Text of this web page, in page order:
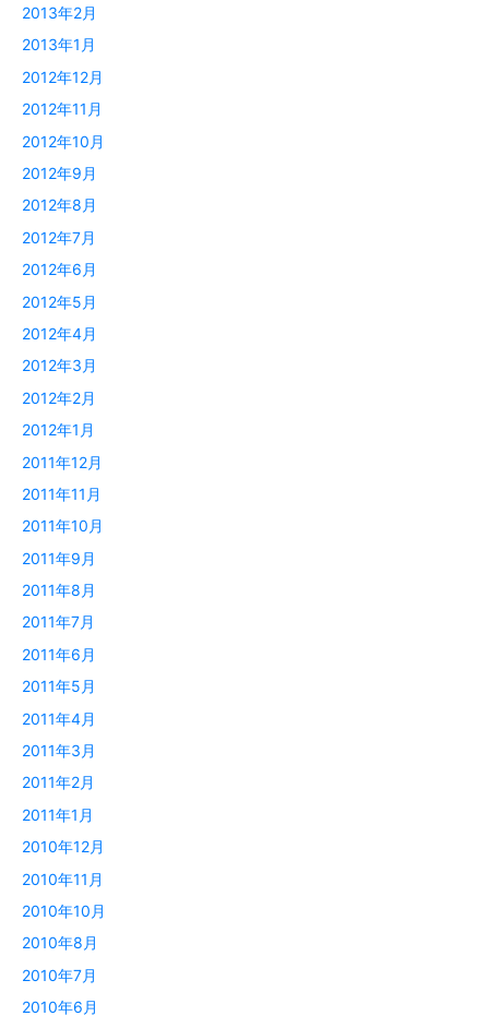
2013年2月
2013年1月
2012年12月
2012年11月
2012年10月
2012年9月
2012年8月
2012年7月
2012年6月
2012年5月
2012年4月
2012年3月
2012年2月
2012年1月
2011年12月
2011年11月
2011年10月
2011年9月
2011年8月
2011年7月
2011年6月
2011年5月
2011年4月
2011年3月
2011年2月
2011年1月
2010年12月
2010年11月
2010年10月
2010年8月
2010年7月
2010年6月